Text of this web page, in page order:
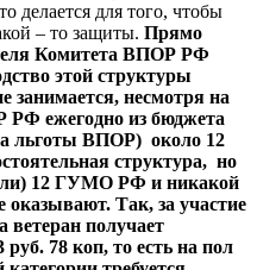
делается для того, чтобы
– то защиты. Прямо
Комитета ВПОР РФ
этой структуры
занимается, несмотря на
ежегодно из бюджета
льготы ВПОР) около 12
структура, но
12 ГУМО РФ и никакой
Так, за участие
ветеран получает
78 коп, то есть на пол